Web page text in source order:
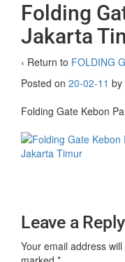
Folding
Jakarta
‹ Return to FOLDING
Posted on 20-02-11 by
Folding Gate Kebon
Leave a Reply
Your email address